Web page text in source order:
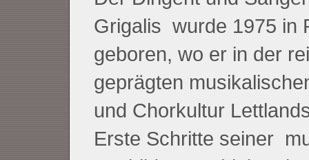
Grigalis wurde 1975 in
geboren, wo er in der
geprägten
und Chorkultur
Erste Schritte seiner